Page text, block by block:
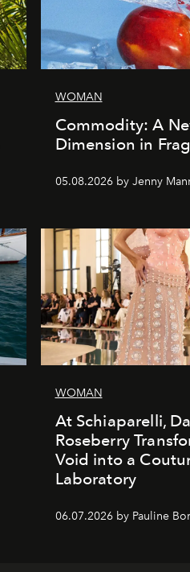
WOMAN
Commodity: A
Dimension in
05.08.2026 by Jenny
WOMAN
At Schiaparelli,
Roseberry
Void into a
Laboratory
06.07.2026 by Pauline